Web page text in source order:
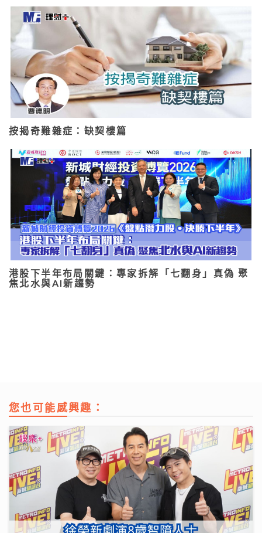
按揭奇難雜症：缺契樓篇
港股下半年布局關鍵：專家拆解「七翻身」真偽 聚
焦北水與AI新趨勢
您也可能感興趣：